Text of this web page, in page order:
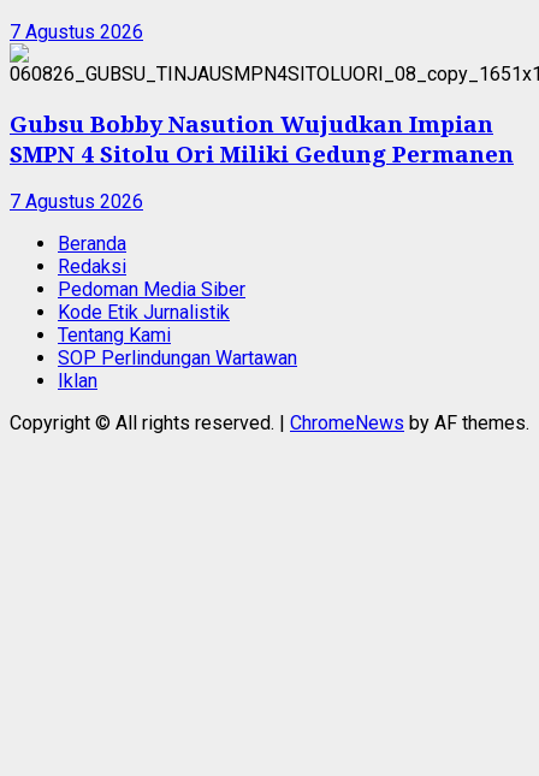
7 Agustus 2026
Gubsu Bobby Nasution Wujudkan Impian
SMPN 4 Sitolu Ori Miliki Gedung Permanen
7 Agustus 2026
Beranda
Redaksi
Pedoman Media Siber
Kode Etik Jurnalistik
Tentang Kami
SOP Perlindungan Wartawan
Iklan
Copyright © All rights reserved.
ChromeNews by AF themes.